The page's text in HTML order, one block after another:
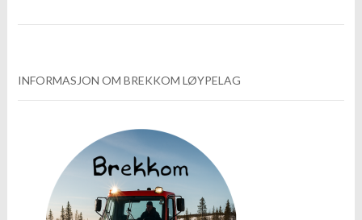
INFORMASJON OM BREKKOM LØYPELAG